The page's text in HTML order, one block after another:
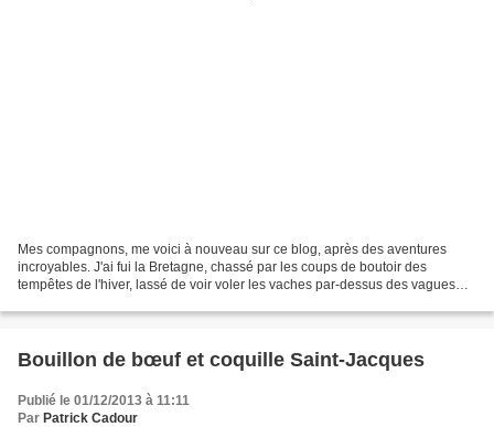
Mes compagnons, me voici à nouveau sur ce blog, après des aventures
incroyables. J'ai fui la Bretagne, chassé par les coups de boutoir des
tempêtes de l'hiver, lassé de voir voler les vaches par-dessus des vagues
Bouillon de bœuf et coquille Saint-Jacques
Publié le 01/12/2013 à 11:11
Par Patrick Cadour